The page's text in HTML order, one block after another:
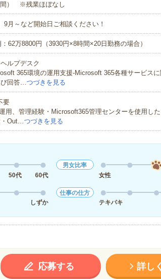
間） ※残業ほぼなし
～など開始日ご相談ください！
万8800円（3930円×8時間×20日勤務の場合）
ルプデスク
365環境の運用支援-Microsoft 365各種サービス
び回答…つづきを見る
要
用、管理経験・Microsoft365管理センターを使用し
・Out…つづきを見る
50代 60代
男女比率
女性
しずか
仕事の仕方
テキパキ
応募する 詳し